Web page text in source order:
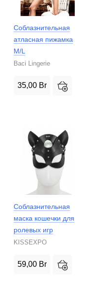
Соблазнительная
атласная пижамка
M/L
Baci Lingerie
35,00 Br
Соблазнительная
маска кошечки для
ролевых игр
KISSEXPO
59,00 Br